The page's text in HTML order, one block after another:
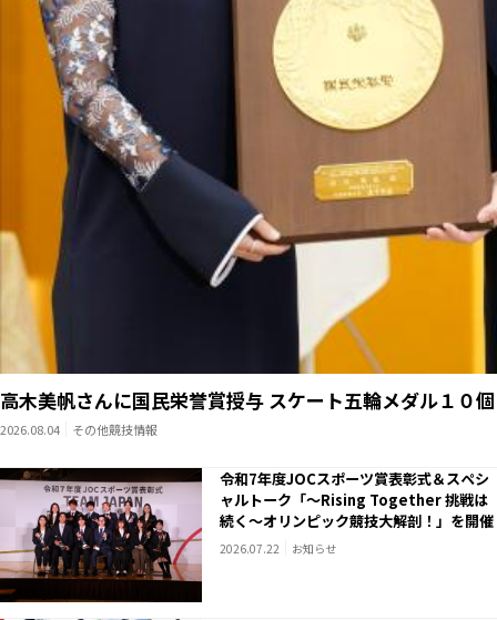
高木美帆さんに国民栄誉賞授与 スケート五輪メダル１０個
2026.08.04 その他競技情報
令和7年度JOCスポーツ賞表彰式＆スペシ
ャルトーク「～Rising Together 挑戦は
続く～オリンピック競技大解剖！」を開催
2026.07.22 お知らせ